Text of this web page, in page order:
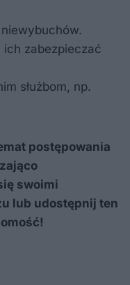
ich zabezpieczać
służbom, np.
postępowania
swoimi
lub udostępnij ten